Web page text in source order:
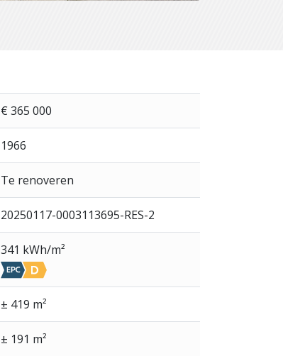
€ 365 000
1966
Te renoveren
20250117-0003113695-RES-2
341 kWh/m²
± 419 m²
± 191 m²